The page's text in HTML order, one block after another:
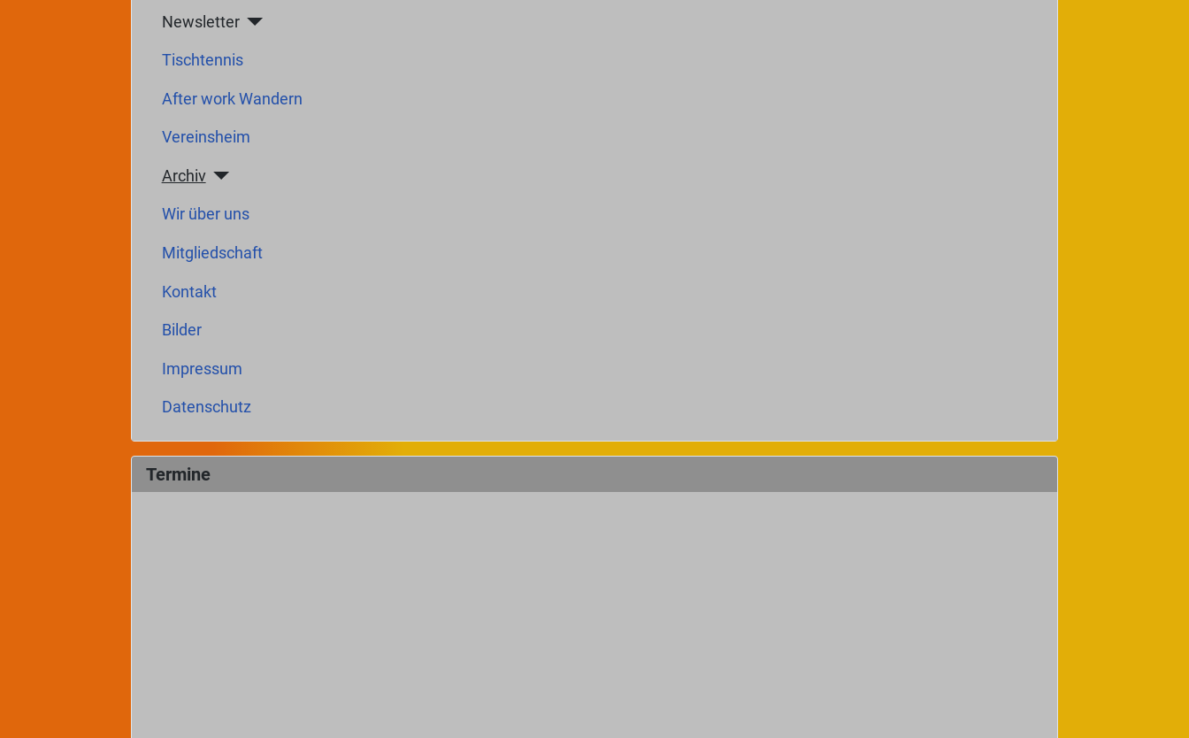
Newsletter
Tischtennis
After work Wandern
Vereinsheim
Archiv
Wir über uns
Mitgliedschaft
Kontakt
Bilder
Impressum
Datenschutz
Termine